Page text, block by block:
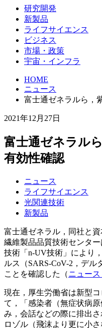
研究開発
新製品
ライフサイエンス
ビジネス
市場・政策
宇宙・インフラ
HOME
ニュース
富士通ゼネラルら，
2021年12月27日
富士通ゼネラル
有効性確認
ニュース
ライフサイエンス
光関連技術
新製品
富士通ゼネラル，同社と
繊維製品品質技術センタ
技術「n-UV技術」により
ルス（SARS-CoV-2，デル
ことを確認した（ニュー
現在，厚生労働省は新型
て，「感染者（無症状病
み，会話などの際に排出
ロゾル（飛沫より更に小